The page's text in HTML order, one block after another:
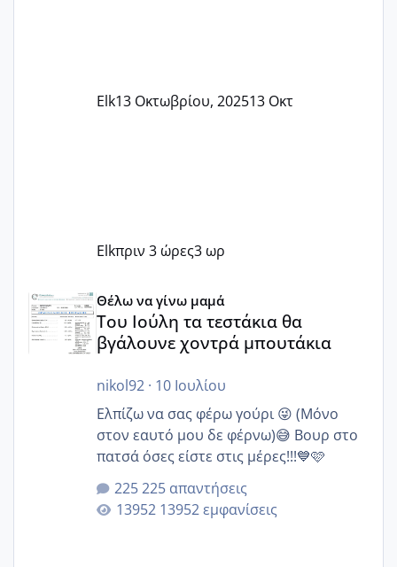
Elk13 Οκτωβρίου, 202513 Οκτ
Elkπριν 3 ώρες3 ωρ
Θέλω να γίνω μαμά
Του Ιούλη τα τεστάκια θα
βγάλουνε χοντρά μπουτάκια
nikol92· 10 Ιουλίου
Ελπίζω να σας φέρω γούρι 😜 (Μόνο
στον εαυτό μου δε φέρνω)😅 Βουρ στο
πατσά όσες είστε στις μέρες!!!💙🩷
225 απαντήσεις
13952 εμφανίσεις